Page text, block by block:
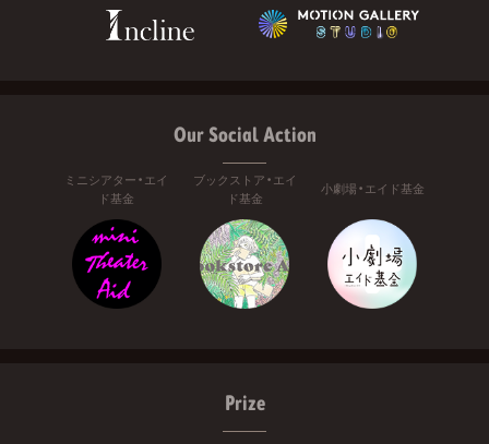
Our Social Action
ミニシアター・エイ
ド基金
ブックストア・エイ
ド基金
小劇場・エイド基金
Prize